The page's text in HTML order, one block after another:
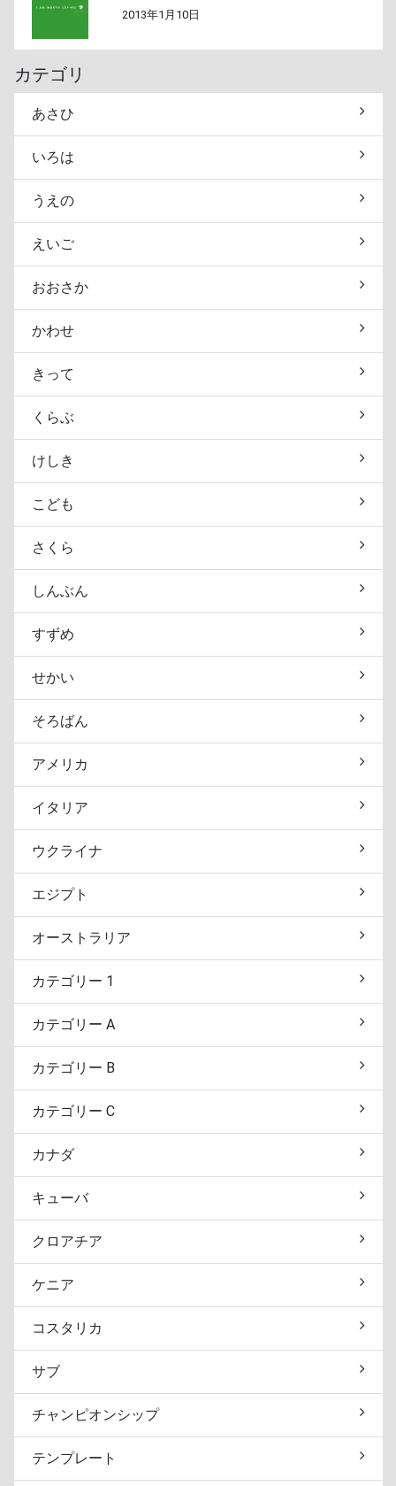
2013年1月10日
カテゴリ
あさひ
いろは
うえの
えいご
おおさか
かわせ
きって
くらぶ
けしき
こども
さくら
しんぶん
すずめ
せかい
そろばん
アメリカ
イタリア
ウクライナ
エジプト
オーストラリア
カテゴリー 1
カテゴリー A
カテゴリー B
カテゴリー C
カナダ
キューバ
クロアチア
ケニア
コスタリカ
サブ
チャンピオンシップ
テンプレート